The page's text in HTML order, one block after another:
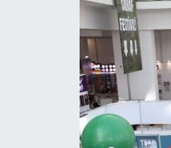
TEKNOLOJİ
YEREL YÖNETİMLER